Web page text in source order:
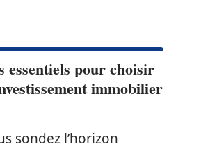
essentiels pour choisir
immobilier
sondez l’horizon